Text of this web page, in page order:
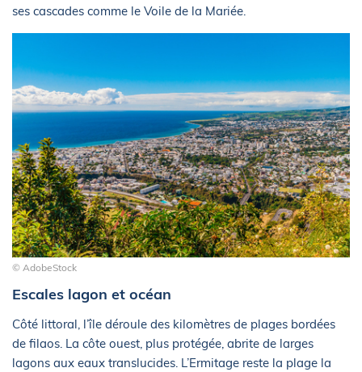
ses cascades comme le Voile de la Mariée.
© AdobeStock
Escales lagon et océan
Côté littoral, l’île déroule des kilomètres de plages bordées
de filaos. La côte ouest, plus protégée, abrite de larges
lagons aux eaux translucides. L’Ermitage reste la plage la